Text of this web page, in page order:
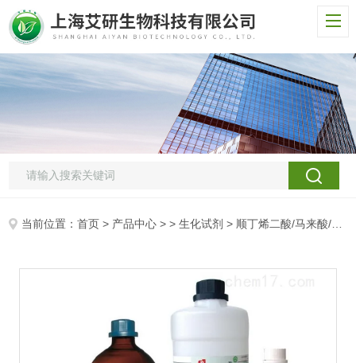
当前位置：首页 > 产品中心 > >生化试剂 > 顺丁烯二酸/马来酸/异丁烯二酸/失水苹果酸/（Z）-2-丁烯二酸/顺酸/Maleic acid